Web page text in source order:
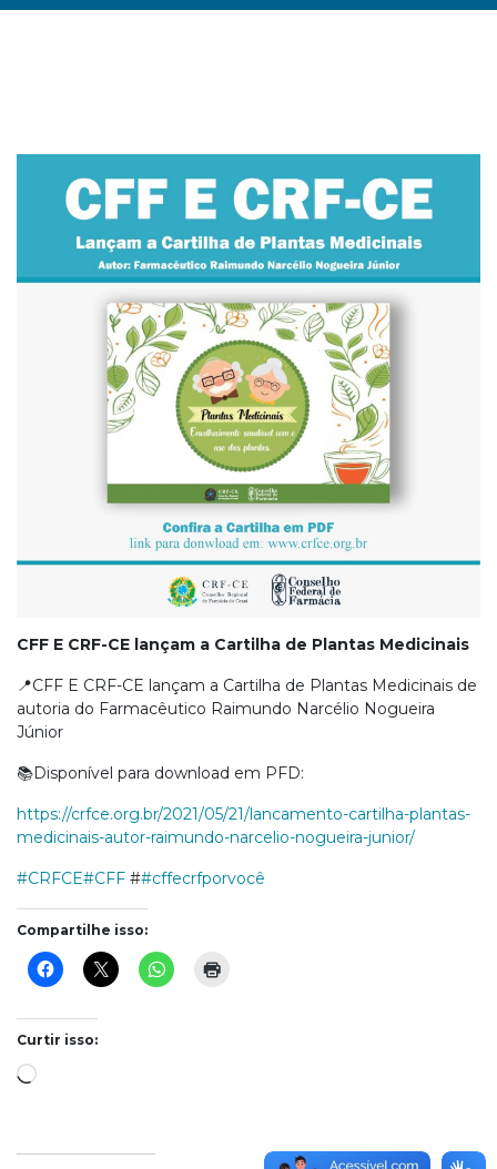
CFF E CRF-CE lançam a Cartilha de Plantas Medicinais
📍CFF E CRF-CE lançam a Cartilha de Plantas Medicinais de
autoria do Farmacêutico Raimundo Narcélio Nogueira
Júnior
📚Disponível para download em PFD:
https://crfce.org.br/2021/05/21/lancamento-cartilha-plantas-
medicinais-autor-raimundo-narcelio-nogueira-junior/
#CRFCE#CFF ##cffecrfporvocê
Compartilhe isso:
Curtir isso:
Carregando...